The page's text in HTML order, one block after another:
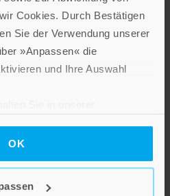
Cookies. Durch Bestätigen
Sie der Verwendung unserer
»Anpassen« die
und Ihre Auswahl
OK